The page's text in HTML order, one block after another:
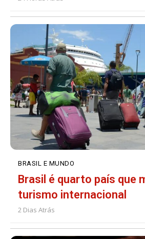
BRASIL E MUNDO
Brasil é quarto país que
turismo internacional
2 Dias Atrás